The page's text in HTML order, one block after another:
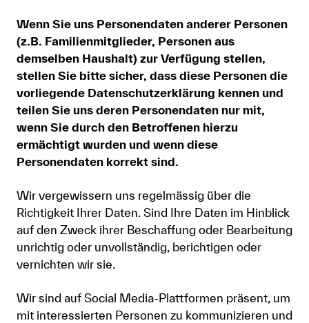
Wenn Sie uns Personendaten anderer Personen
(z.B. Familienmitglieder, Personen aus
demselben Haushalt) zur Verfügung stellen,
stellen Sie bitte sicher, dass diese Personen die
vorliegende Datenschutzerklärung kennen und
teilen Sie uns deren Personendaten nur mit,
wenn Sie durch den Betroffenen hierzu
ermächtigt wurden und wenn diese
Personendaten korrekt sind.
Wir vergewissern uns regelmässig über die
Richtigkeit Ihrer Daten. Sind Ihre Daten im Hinblick
auf den Zweck ihrer Beschaffung oder Bearbeitung
unrichtig oder unvollständig, berichtigen oder
vernichten wir sie.
Wir sind auf Social Media-Plattformen präsent, um
mit interessierten Personen zu kommunizieren und